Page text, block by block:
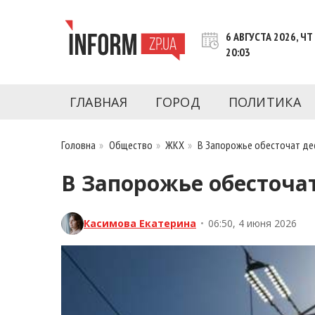
INFORM.ZP.UA – это информационный
последние новости Запорожья и
6 АВГУСТА 2026, ЧТ
20:03
ГЛАВНАЯ ГОРОД ПОЛИТИКА
Головна » Общество »ЖКХ » В Запорожье обесточат
В Запорожье
Касимова Екатерина • 06:50, 4 июня 2026